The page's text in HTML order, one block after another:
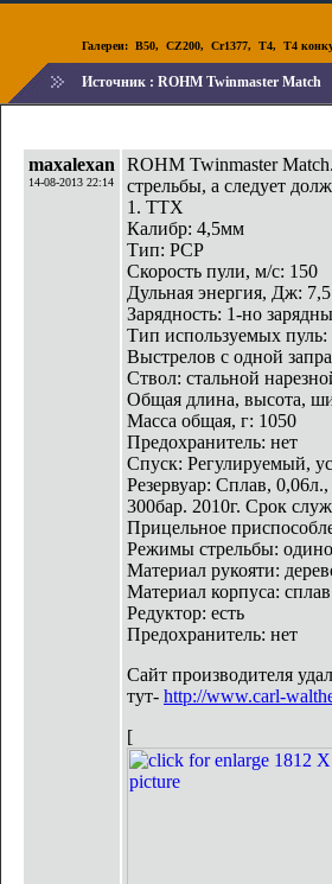
Галереи: B50, CZ200, Cr1377, T4, T4
Источник : ROHM Twinmaster Match
maxalexan
14-08-2013 22:14
ROHM Twinmaster
стрельбы, а следует
1. ТТХ
Калибр: 4,5мм
Тип: PCP
Скорость пули, м/с: 150
Дульная энергия, Дж: 7,5
Зарядность: 1-но
Тип используемых
Выстрелов с одной
Ствол: стальной
Общая длина, высота,
Масса общая, г: 1050
Предохранитель: нет
Спуск: Регулируемый,
Резервуар: Сплав,
300бар. 2010г. Срок
Прицельное
Режимы стрельбы:
Материал рукояти:
Материал корпуса: сплав
Редуктор: есть
Предохранитель: нет
Сайт производителя
тут- http://www.carl-
[